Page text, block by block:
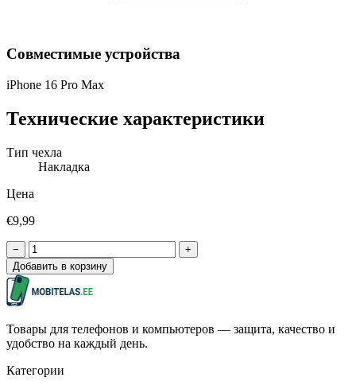
Совместимые устройства
iPhone 16 Pro Max
Технические характеристики
Тип чехла
Накладка
Цена
€9,99
−
+
Добавить в корзину
Товары для телефонов и компьютеров — защита, качество и
удобство на каждый день.
Категории